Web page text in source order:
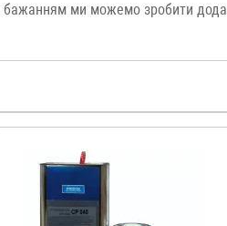
ми можемо зробити